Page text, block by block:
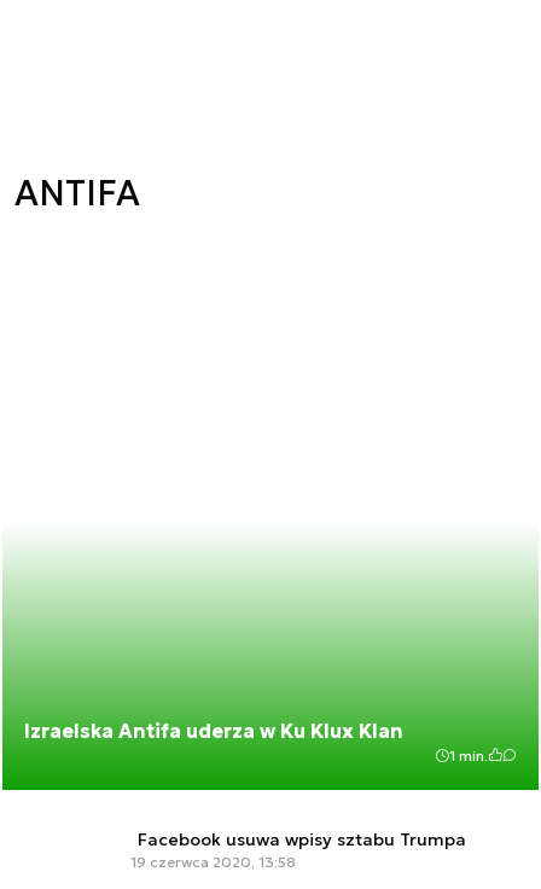
ANTIFA
Izraelska Antifa uderza w Ku Klux Klan
1 min.
Facebook usuwa wpisy sztabu Trumpa
19 czerwca 2020, 13:58